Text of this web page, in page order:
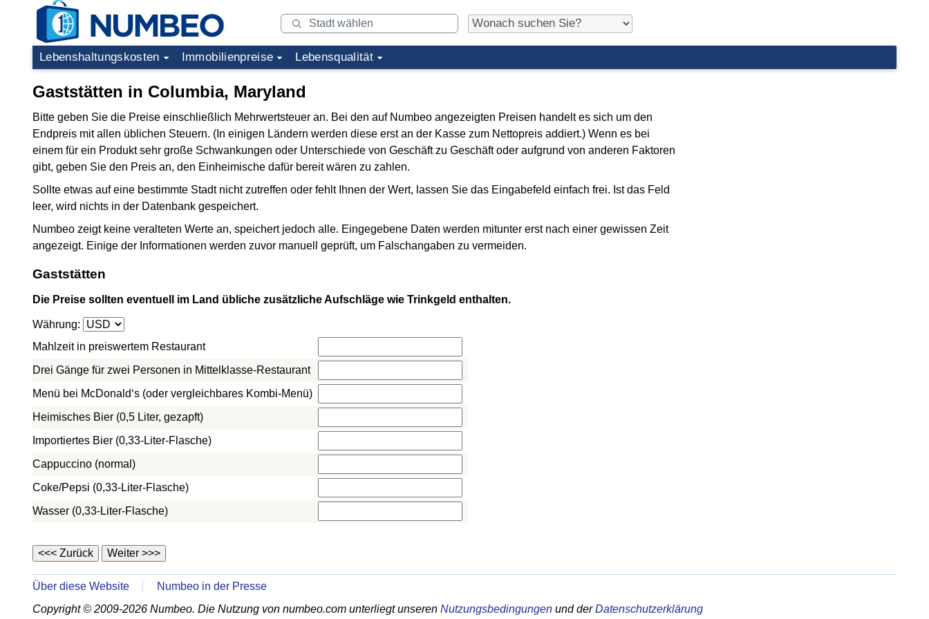
Lebenshaltungskosten Immobilienpreise Lebensqualität
Gaststätten in Columbia, Maryland
Bitte geben Sie die Preise einschließlich Mehrwertsteuer an. Bei den auf Numbeo angezeigten Preisen handelt es sich um den
Endpreis mit allen üblichen Steuern. (In einigen Ländern werden diese erst an der Kasse zum Nettopreis addiert.) Wenn es bei
einem für ein Produkt sehr große Schwankungen oder Unterschiede von Geschäft zu Geschäft oder aufgrund von anderen Faktoren
gibt, geben Sie den Preis an, den Einheimische dafür bereit wären zu zahlen.
Sollte etwas auf eine bestimmte Stadt nicht zutreffen oder fehlt Ihnen der Wert, lassen Sie das Eingabefeld einfach frei. Ist das Feld
leer, wird nichts in der Datenbank gespeichert.
Numbeo zeigt keine veralteten Werte an, speichert jedoch alle. Eingegebene Daten werden mitunter erst nach einer gewissen Zeit
angezeigt. Einige der Informationen werden zuvor manuell geprüft, um Falschangaben zu vermeiden.
Gaststätten
Die Preise sollten eventuell im Land übliche zusätzliche Aufschläge wie Trinkgeld enthalten.
Währung:
Mahlzeit in preiswertem Restaurant
Drei Gänge für zwei Personen in Mittelklasse-Restaurant
Menü bei McDonald‘s (oder vergleichbares Kombi-Menü)
Heimisches Bier (0,5 Liter, gezapft)
Importiertes Bier (0,33-Liter-Flasche)
Cappuccino (normal)
Coke/Pepsi (0,33-Liter-Flasche)
Wasser (0,33-Liter-Flasche)
Über diese Website
Numbeo in der Presse
Copyright © 2009-2026 Numbeo. Die Nutzung von numbeo.com unterliegt unseren Nutzungsbedingungen und derDatenschutzerklärung